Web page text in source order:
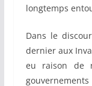
longtemps
Dans le
dernier aux
eu raison de